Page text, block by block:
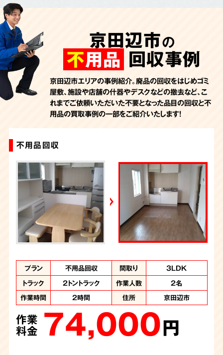
京田辺市の
不用品 回収事例
京田辺市エリアの事例紹介。廃品の回収をはじめゴミ
屋敷、施設や店舗の什器やデスクなどの撤去など、こ
れまでご依頼いただいた不要となった品目の回収と不
用品の買取事例の一部をご紹介いたします！
不用品回収
プラン 不用品回収 間取り
3LDK
トラック
2トントラック 作業人数
2名
作業時間
2時間 住所 京田辺市
作業
料金 74,000円
不用品回収
プラン - 間取り
外回り
トラック
軽トラック 作業人数
2名
作業時間
1時間 住所 京都府京田辺市
作業
料金 35,000円
不用品回収
プラン
軽トラック積み放題
プラン
間取り
部屋の一部と外回
り
トラック
軽トラック 作業人数
1名
作業時間
1時間 住所 京都府京田辺市
作業
料金 25,000円